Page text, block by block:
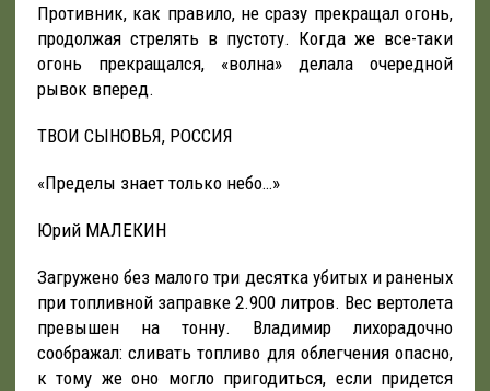
Противник, как правило, не сразу прекращал огонь,
продолжая стрелять в пустоту. Когда же все-таки
огонь прекращался, «волна» делала очередной
рывок вперед.
ТВОИ СЫНОВЬЯ, РОССИЯ
«Пределы знает только небо…»
Юрий МАЛЕКИН
Загружено без малого три десятка убитых и раненых
при топливной заправке 2.900 литров. Вес вертолета
превышен на тонну. Владимир лихорадочно
соображал: сливать топливо для облегчения опасно,
к тому же оно могло пригодиться, если придется